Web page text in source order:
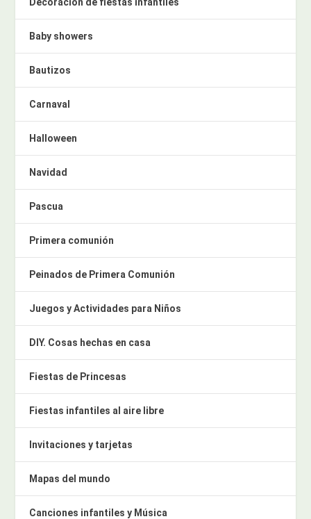
Baby showers
Bautizos
Carnaval
Halloween
Navidad
Pascua
Primera comunión
Peinados de Primera Comunión
Juegos y Actividades para Niños
DIY. Cosas hechas en casa
Fiestas de Princesas
Fiestas infantiles al aire libre
Invitaciones y tarjetas
Mapas del mundo
Canciones infantiles y Música